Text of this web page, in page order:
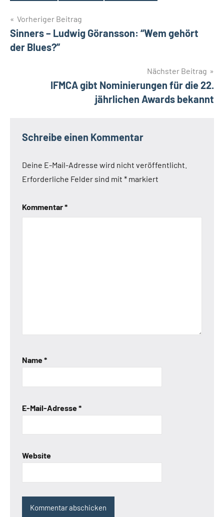
Beitragsnavigation
Vorheriger Beitrag
Sinners – Ludwig Göransson: “Wem gehört
der Blues?”
Nächster Beitrag
IFMCA gibt Nominierungen für die 22.
jährlichen Awards bekannt
Schreibe einen Kommentar
Deine E-Mail-Adresse wird nicht veröffentlicht.
Erforderliche Felder sind mit * markiert
Kommentar*
Name*
E-Mail-Adresse*
Website